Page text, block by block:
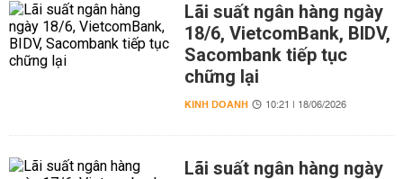
Lãi suất ngân hàng ngày
18/6, VietcomBank, BIDV,
Sacombank tiếp tục
chững lại
KINH DOANH 10:21 | 18/06/2026
Lãi suất ngân hàng ngày